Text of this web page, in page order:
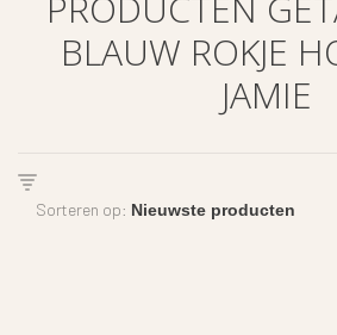
BLAUW ROKJE
JAMIE
Sorteren op: